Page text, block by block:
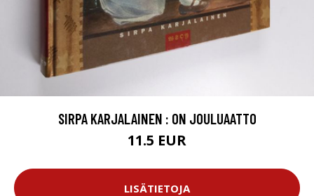
SIRPA KARJALAINEN : ON JOULUAATTO
11.5 EUR
LISÄTIETOJA